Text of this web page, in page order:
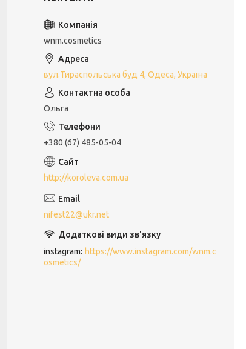
wnm.cosmetics
вул.Тираспольська буд 4, Одеса, Україна
Ольга
+380 (67) 485-05-04
http://koroleva.com.ua
nifest22@ukr.net
instagram
https://www.instagram.com/wnm.c
osmetics/